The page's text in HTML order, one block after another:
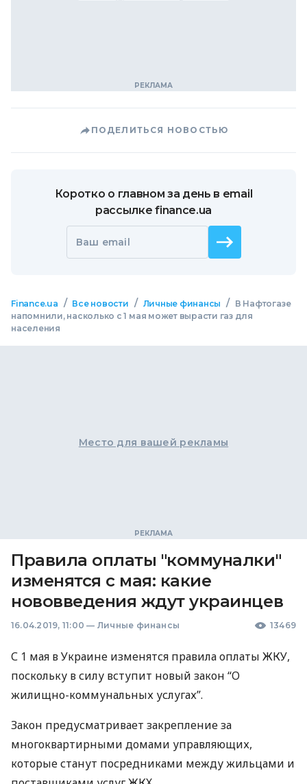
ПОДЕЛИТЬСЯ НОВОСТЬЮ
Коротко о главном за день в email
рассылке finance.ua
Ваш email
Finance.ua / Все новости / Личные финансы /
В Нафтогазе
напомнили, насколько с 1 мая может вырасти газ для
населения
Место для вашей рекламы
Правила оплаты "коммуналки"
изменятся с мая: какие
нововведения ждут украинцев
16.04.2019, 11:00 — Личные финансы 13469
С 1 мая в Украине изменятся правила оплаты ЖКУ,
поскольку в силу вступит новый закон “О
жилищно-коммунальных услугах”.
Закон предусматривает закрепление за
многоквартирными домами управляющих,
которые станут посредниками между жильцами и